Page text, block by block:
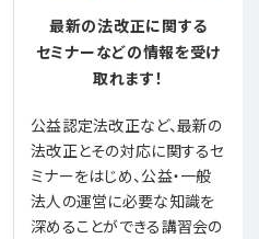
最新の法改正に関する
セミナーなどの情報を受け
取れます！
公益認定法改正など、最新の
法改正とその対応に関するセ
ミナーをはじめ、公益・一般
法人の運営に必要な知識を
深めることができる講習会の